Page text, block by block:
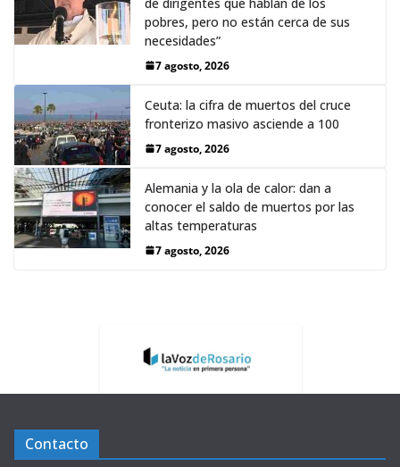
pobres, pero no están cerca de sus
necesidades”
7 agosto, 2026
Ceuta: la cifra de muertos del cruce
fronterizo masivo asciende a 100
7 agosto, 2026
Alemania y la ola de calor: dan a
conocer el saldo de muertos por las
altas temperaturas
7 agosto, 2026
Contacto